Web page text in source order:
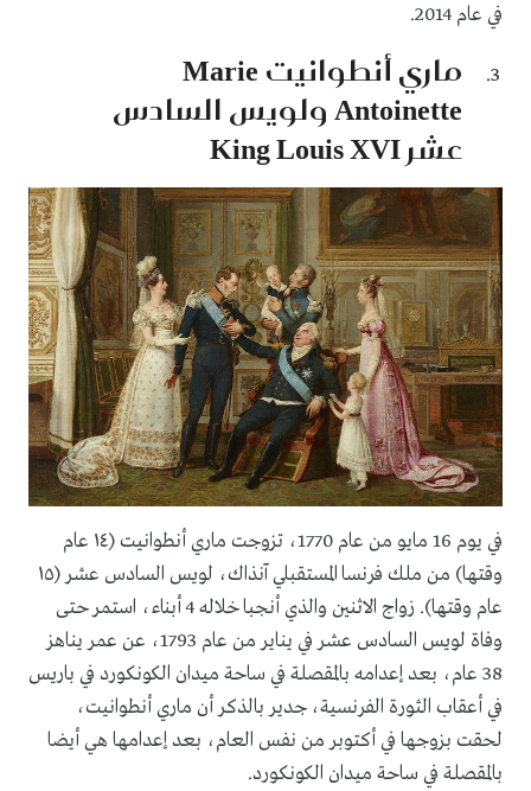
في عام 2014.
ماري أنطوانيت Marie
Antoinette ولويس السادس
عشر King Louis XVI
في يوم 16 مايو من عام 1770، تزوجت ماري أنطوانيت (١٤ عام
وقتها) من ملك فرنسا المستقبلي آنذاك، لويس السادس عشر (١٥
عام وقتها). زواج الاثنين والذي أنجبا خلاله 4 أبناء، استمر حتى
وفاة لويس السادس عشر في يناير من عام 1793، عن عمر يناهز
38 عام، بعد إعدامه بالمقصلة في ساحة ميدان الكونكورد في باريس
في أعقاب الثورة الفرنسية، جدير بالذكر أن ماري أنطوانيت،
لحقت بزوجها في أكتوبر من نفس العام، بعد إعدامها هي أيضا
بالمقصلة في ساحة ميدان الكونكورد.